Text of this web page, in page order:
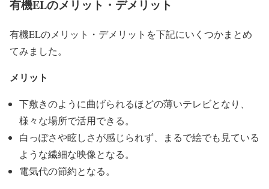
有機ELのメリット・デメリット
有機ELのメリット・デメリットを下記にいくつかまとめ
てみました。
メリット
下敷きのように曲げられるほどの薄いテレビとなり、
様々な場所で活用できる。
白っぽさや眩しさが感じられず、まるで絵でも見ている
ような繊細な映像となる。
電気代の節約となる。